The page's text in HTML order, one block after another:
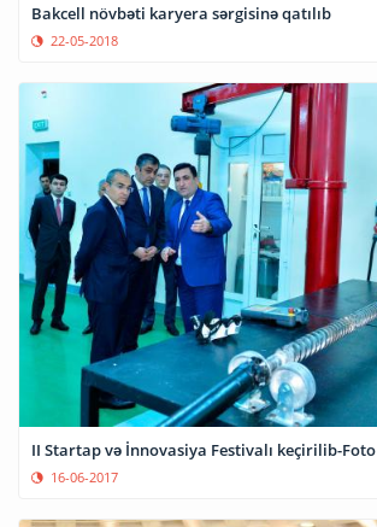
Bakcell növbəti karyera sərgisinə qatılıb
22-05-2018
II Startap və İnnovasiya Festivalı keçirilib-Foto
16-06-2017